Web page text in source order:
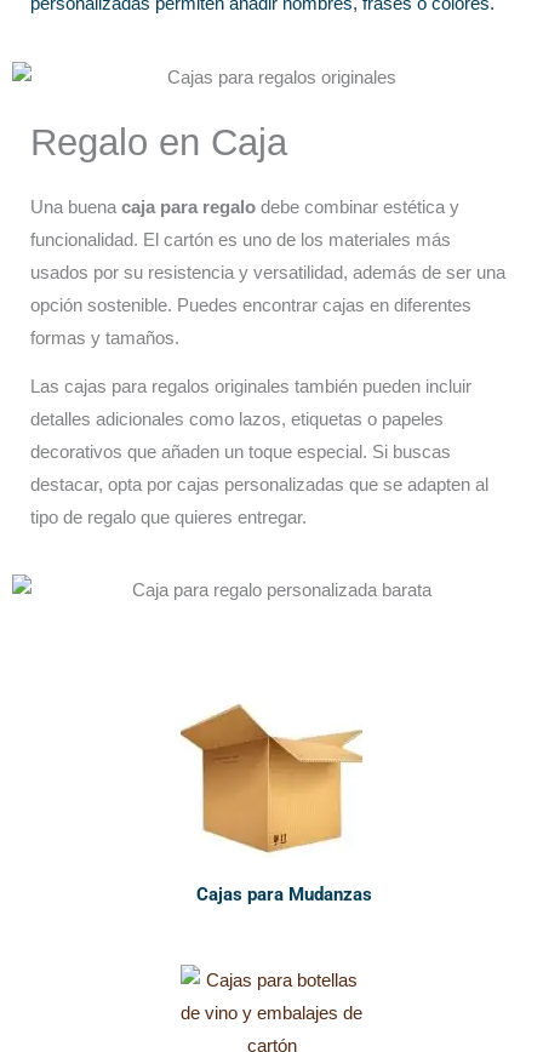
Regalo en Caja
Una buena caja para regalo debe combinar estética y
funcionalidad. El cartón es uno de los materiales más
usados por su resistencia y versatilidad, además de ser una
opción sostenible. Puedes encontrar cajas en diferentes
formas y tamaños.
Las cajas para regalos originales también pueden incluir
detalles adicionales como lazos, etiquetas o papeles
decorativos que añaden un toque especial. Si buscas
destacar, opta por cajas personalizadas que se adapten al
tipo de regalo que quieres entregar.
Cajas para Mudanzas